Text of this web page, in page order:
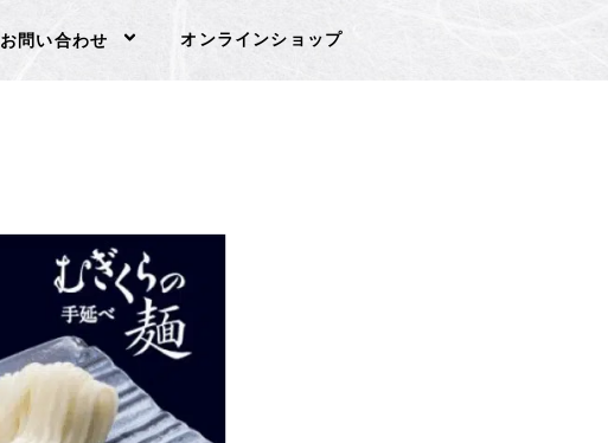
お問い合わせ オンラインショップ